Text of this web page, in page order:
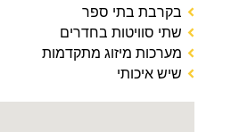
בקרבת בתי ספר
שתי סוויטות בחדרים
מערכות מיזוג מתקדמות
שיש איכותי